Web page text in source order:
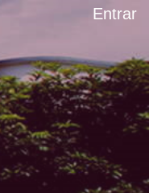
Entrar